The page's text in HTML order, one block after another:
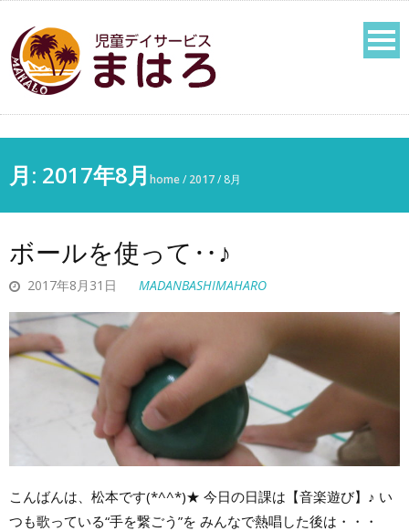
月: 2017年8月 home/ 2017/ 8月
ボールを使って‥♪
2017年8月31日 MADANBASHIMAHARO
こんばんは、松本です(*^^*)★ 今日の日課は【音楽遊び】♪ い
つも歌っている“手を繋ごう”を みんなで熱唱した後は・・・